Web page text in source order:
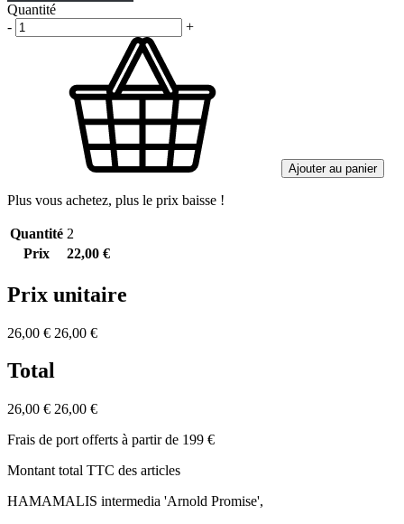
Quantité
-
+
Ajouter au panier
Plus vous achetez, plus le prix baisse !
Quantité 2
Prix
22,00 €
Prix unitaire
26,00 € 26,00 €
Total
26,00 € 26,00 €
Frais de port offerts à partir de 199 €
Montant total TTC des articles
HAMAMALIS intermedia 'Arnold Promise',